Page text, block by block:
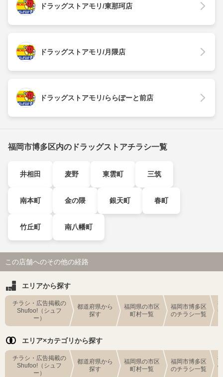
ドラッグストアモリ/東那珂店
ドラッグストアモリ/月隈店
ドラッグストアモリ/ららぽーと前店
福岡市博多区内のドラッグストアチラシ一覧
井相田 麦野 東雲町 三筑
南本町 金の隈 銀天町 春町
竹丘町 南八幡町
この店舗へのその他の経路
エリアから探す
チラシ・広告掲載の
Shufoo!（シュフ
ー）
都道府県から
探す
福岡県の市区
町村一覧
福岡市博多区
のチラシ一覧
エリア×カテゴリから探す
チラシ・広告掲載の
Shufoo!（シュフ
ー）
都道府県から
探す
福岡県の市区
町村一覧
福岡市博多区
のチラシ一覧